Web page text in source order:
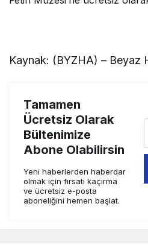
Kaynak: (BYZHA) – Beyaz
Tamamen
Ücretsiz Olarak
Bültenimize
Abone Olabilirsin
Yeni haberlerden haberdar
olmak için fırsatı kaçırma
ve ücretsiz e-posta
aboneliğini hemen başlat.